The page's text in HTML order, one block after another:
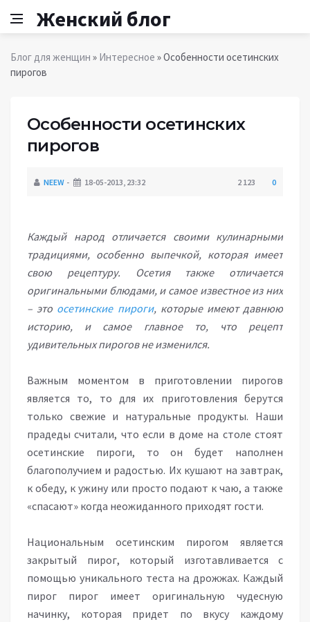
Женский блог
Блог для женщин » Интересное » Особенности осетинских
пирогов
Особенности осетинских
пирогов
NEEW 18-05-2013, 23:32 2 123 0
Каждый народ отличается своими кулинарными
традициями, особенно выпечкой, которая имеет
свою рецептуру. Осетия также отличается
оригинальными блюдами, и самое известное из них
– это осетинские пироги, которые имеют давнюю
историю, и самое главное то, что рецепт
удивительных пирогов не изменился.
Важным моментом в приготовлении пирогов
является то, то для их приготовления берутся
только свежие и натуральные продукты. Наши
прадеды считали, что если в доме на столе стоят
осетинские пироги, то он будет наполнен
благополучием и радостью. Их кушают на завтрак,
к обеду, к ужину или просто подают к чаю, а также
«спасают» когда неожиданного приходят гости.
Национальным осетинским пирогом является
закрытый пирог, который изготавливается с
помощью уникального теста на дрожжах. Каждый
пирог пирог имеет оригинальную чудесную
начинку, которая придет по вкусу каждому